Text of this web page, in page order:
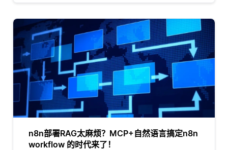
n8n部署RAG太麻烦？MCP+自然语言搞定n8n
workflow 的时代来了！